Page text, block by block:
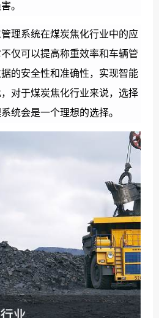
。
理系统在煤炭焦化行业中的应
仅可以提高称重效率和车辆管
的安全性和准确性，实现智能
对于煤炭焦化行业来说，选择
统会是一个理想的选择。